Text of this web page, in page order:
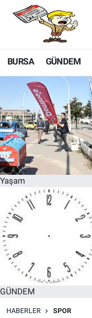
BURSA GÜNDEM
Yaşam
GÜNDEM
HABERLER SPOR